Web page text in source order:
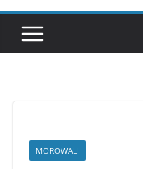
MOROWALI